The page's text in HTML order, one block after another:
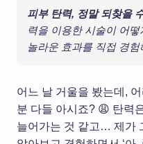
피부 탄력, 정말 되찾을
력을 이용한 시술이 어
놀라운 효과를 직접 경험
어느 날 거울을 봤는데,
분 다들 아시죠? 😩 탄력
늘어가는 것 같고… 제가